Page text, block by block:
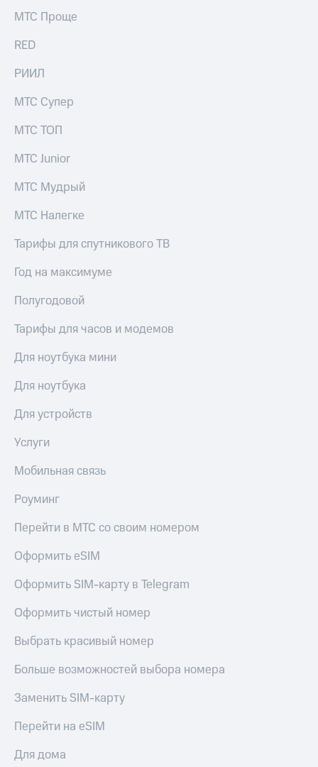
МТС Проще
RED
РИИЛ
МТС Супер
МТС ТОП
МТС Junior
МТС Мудрый
МТС Налегке
Тарифы для спутникового ТВ
Год на максимуме
Полугодовой
Тарифы для часов и модемов
Для ноутбука мини
Для ноутбука
Для устройств
Услуги
Мобильная связь
Роуминг
Перейти в МТС со своим номером
Оформить eSIM
Оформить SIM-карту в Telegram
Оформить чистый номер
Выбрать красивый номер
Больше возможностей выбора номера
Заменить SIM-карту
Перейти на eSIM
Для дома